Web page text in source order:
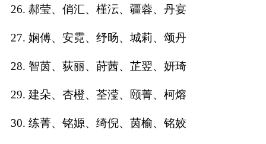
26. 郝莹、俏汇、槿沄、疆蓉、丹宴
27. 娴傅、安霓、纾旸、城莉、颂丹
28. 智茵、荻丽、莳茜、芷翌、妍琦
29. 建朵、杏橙、荃滢、颐菁、柯熔
30. 练菁、铭嫄、绮倪、茵榆、铭姣